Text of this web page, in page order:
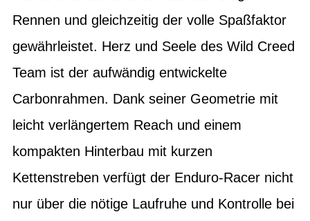
Rennen und gleichzeitig der volle Spaßfaktor
gewährleistet. Herz und Seele des Wild Creed
Team ist der aufwändig entwickelte
Carbonrahmen. Dank seiner Geometrie mit
leicht verlängertem Reach und einem
kompakten Hinterbau mit kurzen
Kettenstreben verfügt der Enduro-Racer nicht
nur über die nötige Laufruhe und Kontrolle bei